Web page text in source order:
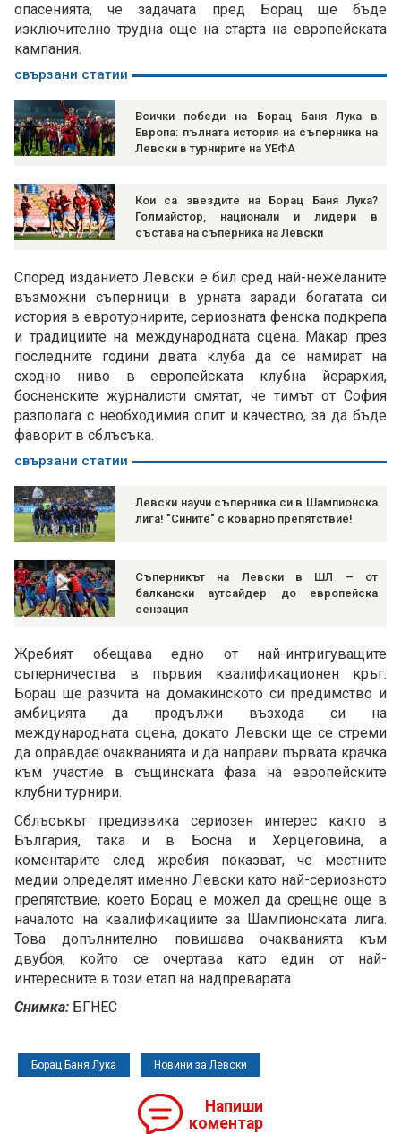
опасенията, че задачата пред Борац ще бъде
изключително трудна още на старта на европейската
кампания.
свързани статии
Всички победи на Борац Баня Лука в
Европа: пълната история на съперника на
Левски в турнирите на УЕФА
Кои са звездите на Борац Баня Лука?
Голмайстор, национали и лидери в
състава на съперника на Левски
Според изданието Левски е бил сред най-нежеланите
възможни съперници в урната заради богатата си
история в евротурнирите, сериозната фенска подкрепа
и традициите на международната сцена. Макар през
последните години двата клуба да се намират на
сходно ниво в европейската клубна йерархия,
босненските журналисти смятат, че тимът от София
разполага с необходимия опит и качество, за да бъде
фаворит в сблъсъка.
свързани статии
Левски научи съперника си в Шампионска
лига! "Сините" с коварно препятствие!
Съперникът на Левски в ШЛ – от
балкански аутсайдер до европейска
сензация
Жребият обещава едно от най-интригуващите
съперничества в първия квалификационен кръг.
Борац ще разчита на домакинското си предимство и
амбицията да продължи възхода си на
международната сцена, докато Левски ще се стреми
да оправдае очакванията и да направи първата крачка
към участие в същинската фаза на европейските
клубни турнири.
Сблъсъкът предизвика сериозен интерес както в
България, така и в Босна и Херцеговина, а
коментарите след жребия показват, че местните
медии определят именно Левски като най-сериозното
препятствие, което Борац е можел да срещне още в
началото на квалификациите за Шампионската лига.
Това допълнително повишава очакванията към
двубоя, който се очертава като един от най-
интересните в този етап на надпреварата.
Снимка: БГНЕС
Борац Баня Лука Новини за Левски
Напиши
коментар